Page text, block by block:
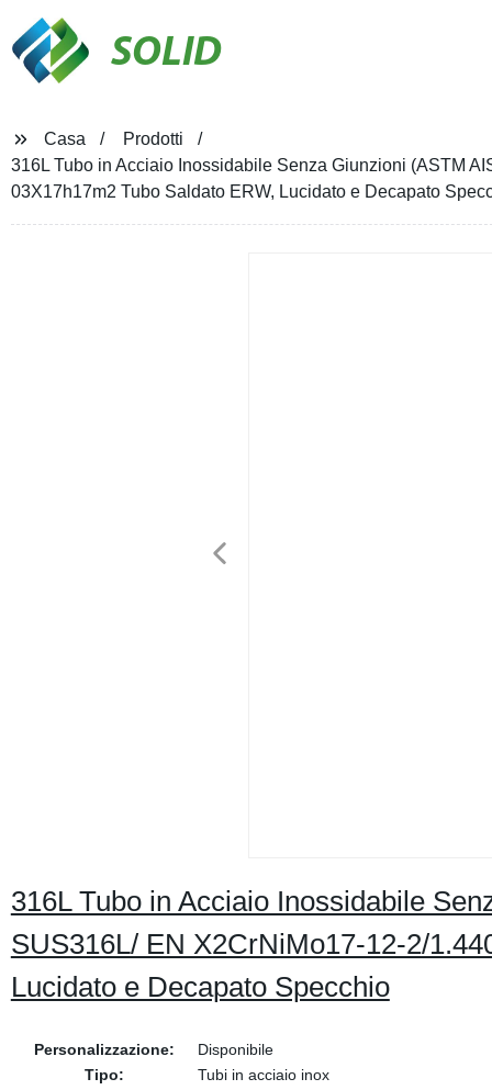
SOLID
Casa
Prodotti
316L Tubo in Acciaio Inossidabile Senza Giunzioni (ASTM
03X17h17m2 Tubo Saldato ERW, Lucidato e Decapato
316L Tubo in Acciaio Inossidabile
SUS316L/ EN X2CrNiMo17-12-2/
Lucidato e Decapato Specchio
Personalizzazione:
Disponibile
Tipo:
Tubi in acciaio inox